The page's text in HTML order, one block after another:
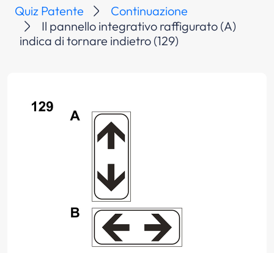
Quiz Patente
Continuazione
Il pannello integrativo raffigurato (A)
indica di tornare indietro (129)